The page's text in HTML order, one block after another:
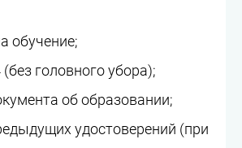
обучение;
головного убора);
об образовании;
удостоверений (при